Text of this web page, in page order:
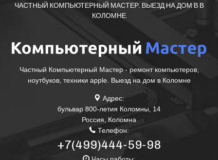
ЧАСТНЫЙ КОМПЬЮТЕРНЫЙ МАСТЕР. ВЫЕЗД НА ДОМ В В
КОЛОМНЕ
Частный Компьютерный Мастер - ремонт компьютеров,
ноутбуков, техники apple. Выезд на дом в Коломне
Адрес:
бульвар 800-летия Коломны, 14
Россия, Коломна
Телефон:
+7(499)444-59-98